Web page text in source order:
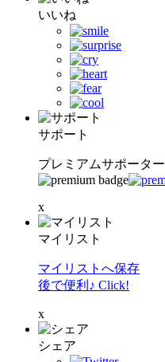
いいね
サポート
プレミアムサポーター
x
マイリスト
マイリストへ保存
後で便利♪ Click!
x
シェア